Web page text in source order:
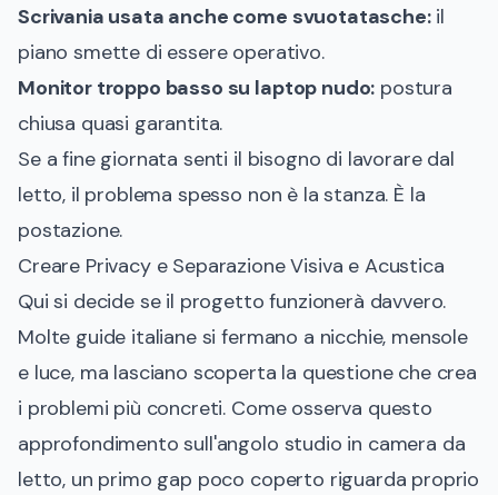
Scrivania usata anche come svuotatasche:il
piano smette di essere operativo.
Monitor troppo basso su laptop nudo: postura
chiusa quasi garantita.
Se a fine giornata senti il bisogno di lavorare dal
letto, il problema spesso non è la stanza. È la
postazione.
Creare Privacy e Separazione Visiva e Acustica
Qui si decide se il progetto funzionerà davvero.
Molte guide italiane si fermano a nicchie, mensole
e luce, ma lasciano scoperta la questione che crea
i problemi più concreti. Come osserva questo
approfondimento sull'angolo studio in camera da
letto, un primo gap poco coperto riguarda proprio